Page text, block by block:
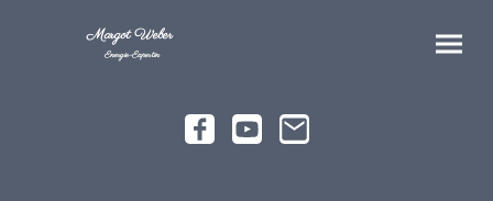
Margot Weber
Energie-Expertin